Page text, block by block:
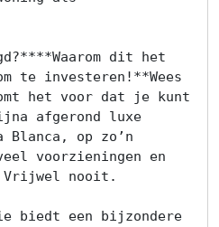
dit het
te investeren!**Wees
het voor dat je kunt
afgerond luxe
Blanca, op zo’n
voorzieningen en
Vrijwel nooit.
biedt een bijzondere